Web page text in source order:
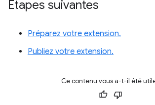
Étapes suivantes
Préparez votre extension.
Publiez votre extension.
Ce contenu vous a-t-il été